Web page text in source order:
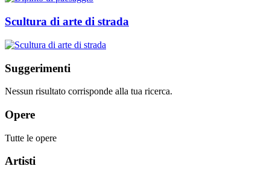
Scultura di arte di strada
Suggerimenti
Nessun risultato corrisponde alla tua ricerca.
Opere
Tutte le opere
Artisti